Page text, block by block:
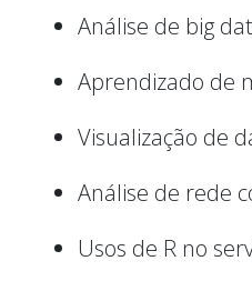
Análise de big
Aprendizado de
Visualização de
Análise de rede
Usos de R no